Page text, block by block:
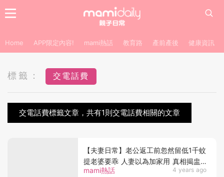
Home APP限定內容! mami熱話 教育路 產前產後 健康資訊
標籤： 交電話費
交電話費標籤文章，共有1則交電話費相關的文章
mami熱話 4 years ago
【夫妻日常】老公返工前忽然留低1千蚊
提老婆要乖 人妻以為加家用 真相揭盅
好「驚喜」